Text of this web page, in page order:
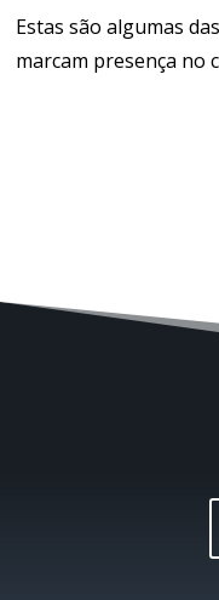
Estas são algumas
marcam presença no